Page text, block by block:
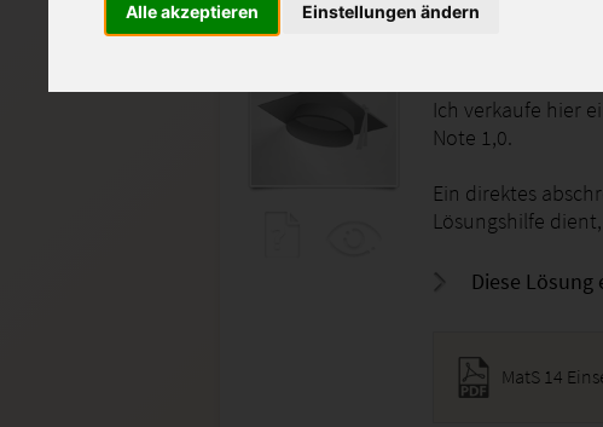
Alle akzeptieren Einstellungen ändern
Ich verkaufe hier
Note 1,0.
Ein direktes
Lösungshilfe
Diese Lösung
MatS 14